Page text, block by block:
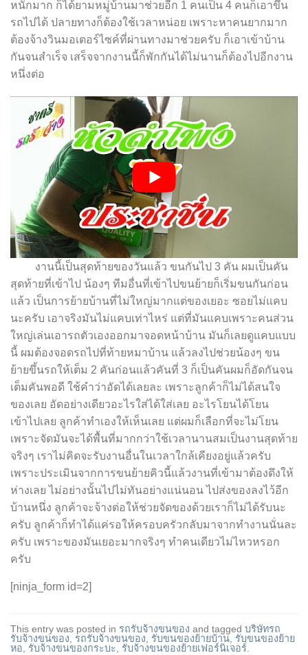
หนักมาก ก็ได้ยามหมู่บ้านมาช่วยอีก 1 คนเป็น 4 คนก็เอาขึ้น
รถไปได้ ปลายทางก็ต้องใช้เวลาหน่อย เพราะหาคนยากมาก
ต้องจ้างวินมอเตอร์ไซค์ที่ผ่านทางมาช่วยครับ ก็เอาเข้าบ้าน
กันจนสำเร็จ เสร็จจากงานนี้ก็พักกันได้ไม่นานก็ต้องไปอีกงาน
หนึ่งต่อ
งานนี้เป็นสุดท้ายของวันแล้ว ขนกันไป 3 คัน ผมเป็นคัน
สุดท้ายที่เข้าไป น้องๆ ทีมอื่นที่เข้าไปขนย้ายก็เริ่มขนกันก่อน
แล้ว เป็นการย้ายบ้านที่ไม่ใหญ่มากแต่ของเยอะ ซอยไม่แคบ
นะครับ เอาจริงมันไม่แคบเท่าไหร่ แต่ที่มันแคบเพราะคนส่วน
ใหญ่เล่นเอารถตัวเองออกมาจอดหน้าบ้าน มันก็เลยดูแคบแบบ
นี้ ผมต้องจอดรถไปที่ท้ายหมาบ้าน แล้วลงไปช่วยน้องๆ ขน
ย้ายขึ้นรถให้เต็ม 2 คันก่อนแล้วคันที่ 3 ก็เป็นคันผมก็อัดกันจน
เต็มคันพอดี ใช้คำว่าอัดได้เลยละ เพราะลูกค้าก็ไม่ได้สนใจ
ของเลย อัดอย่างเดียวอะไรใส่ได้ใส่เลย อะไรโยนได้โยน
เข้าไปเลย ลูกค้าทำเองให้เห็นเลย แต่ผมก็เลือกที่จะไม่โยน
เพราะจัดมันจะได้พื้นที่มากกว่าใช้เวลานานสมเป็นงานสุดท้าย
จริงๆ เราไม่คิดจะรับงานอื่นในเวลาใกล้เคียงอยู่แล้วครับ
เพราะประเมินจากการขนย้ายคิวนี้แล้วงานที่เข้ามาต้องดึงให้
ห่างเลย ไม่อย่างนั้นไปไม่ทันอย่างแน่นอน ไปส่งของลงไว้อีก
บ้านหนึ่ง ลูกค้าจะจ้างต่อให้ช่วยจัดของด้วยเราก็ไม่ได้รับนะ
ครับ ลูกค้าก็ทำได้แค่รอให้ครอบครัวกลับมาจากทำงานนั่นละ
ครับ เพราะของมันเยอะมากจริงๆ ทำคนเดียวไม่ไหวหรอก
ครับ
[ninja_form id=2]
This entry was posted in รถรับจ้างขนของ and tagged บริษัทรถ
รับจ้างขนของ, รถรับจ้างขนของ, รับขนของย้ายบ้าน, รับขนของย้าย
หอ, รับจ้างขนของกระบะ, รับจ้างขนของย้ายเฟอร์นิเจอร์.